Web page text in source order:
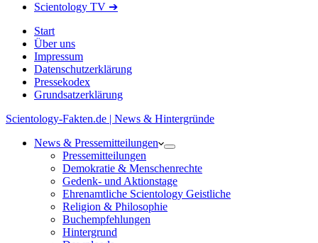
Scientology TV ➔
Start
Über uns
Impressum
Datenschutzerklärung
Pressekodex
Grundsatzerklärung
Scientology-Fakten.de | News & Hintergründe
News & Pressemitteilungen
Pressemitteilungen
Demokratie & Menschenrechte
Gedenk- und Aktionstage
Ehrenamtliche Scientology Geistliche
Religion & Philosophie
Buchempfehlungen
Hintergrund